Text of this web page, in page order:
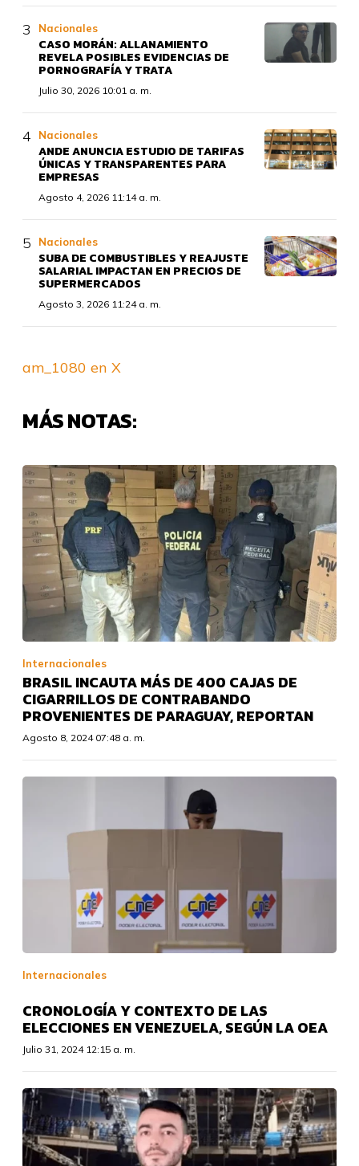
Nacionales
CASO MORÁN: ALLANAMIENTO
REVELA POSIBLES EVIDENCIAS DE
PORNOGRAFÍA Y TRATA
Julio 30, 2026 10:01 a. m.
Nacionales
ANDE ANUNCIA ESTUDIO DE TARIFAS
ÚNICAS Y TRANSPARENTES PARA
EMPRESAS
Agosto 4, 2026 11:14 a. m.
Nacionales
SUBA DE COMBUSTIBLES Y REAJUSTE
SALARIAL IMPACTAN EN PRECIOS DE
SUPERMERCADOS
Agosto 3, 2026 11:24 a. m.
am_1080 en X
MÁS NOTAS:
Internacionales
BRASIL INCAUTA MÁS DE 400 CAJAS DE
CIGARRILLOS DE CONTRABANDO
PROVENIENTES DE PARAGUAY, REPORTAN
Agosto 8, 2024 07:48 a. m.
Internacionales
CRONOLOGÍA Y CONTEXTO DE LAS
ELECCIONES EN VENEZUELA, SEGÚN LA OEA
Julio 31, 2024 12:15 a. m.